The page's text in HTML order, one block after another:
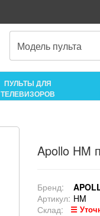
ПУЛЬТЫ ДЛЯ
ТЕЛЕВИЗОРОВ
Apollo HM
Бренд:
Артикул: HM
Склад:
☰